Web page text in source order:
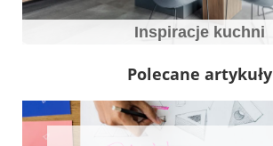
Inspiracje kuchni
Polecane artykuły